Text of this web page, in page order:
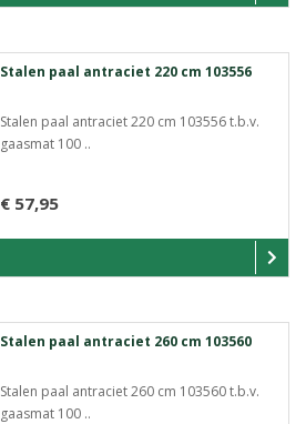
Stalen paal antraciet 220 cm 103556
Stalen paal antraciet 220 cm 103556 t.b.v.
gaasmat 100 ..
€ 57,95
Stalen paal antraciet 260 cm 103560
Stalen paal antraciet 260 cm 103560 t.b.v.
gaasmat 100 ..